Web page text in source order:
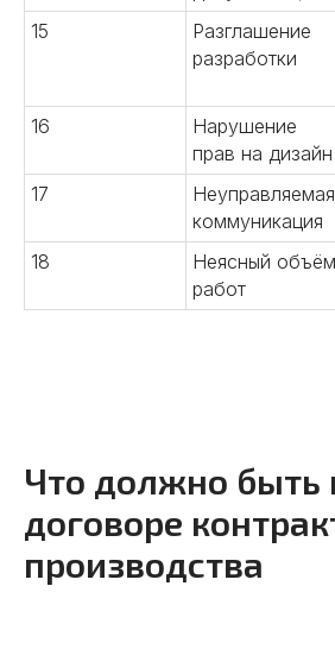
15
Разглашение
разработки
16
Нарушение
прав на дизайн
17
Неуправляемая
коммуникация
18
Неясный объём
работ
Что должно быть
договоре
производства
Наши услуги в
Китае